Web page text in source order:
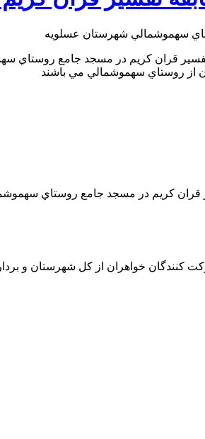
از روستاي سهموشمالي مي باشند
قران كريم در مسجد جامع روستاي